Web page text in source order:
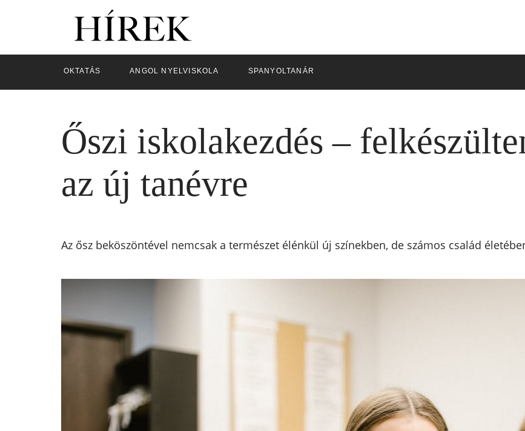
OKTATÁS ANGOL NYELVISKOLA SPANYOLTANÁR
Őszi iskolakezdés –
az új tanévre
Az ősz beköszöntével nemcsak a természet élénkül új színekben, de számos család